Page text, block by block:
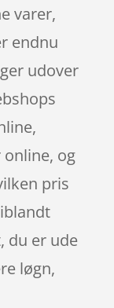
varer,
endnu
udover
og
pris
du er ude
løgn,